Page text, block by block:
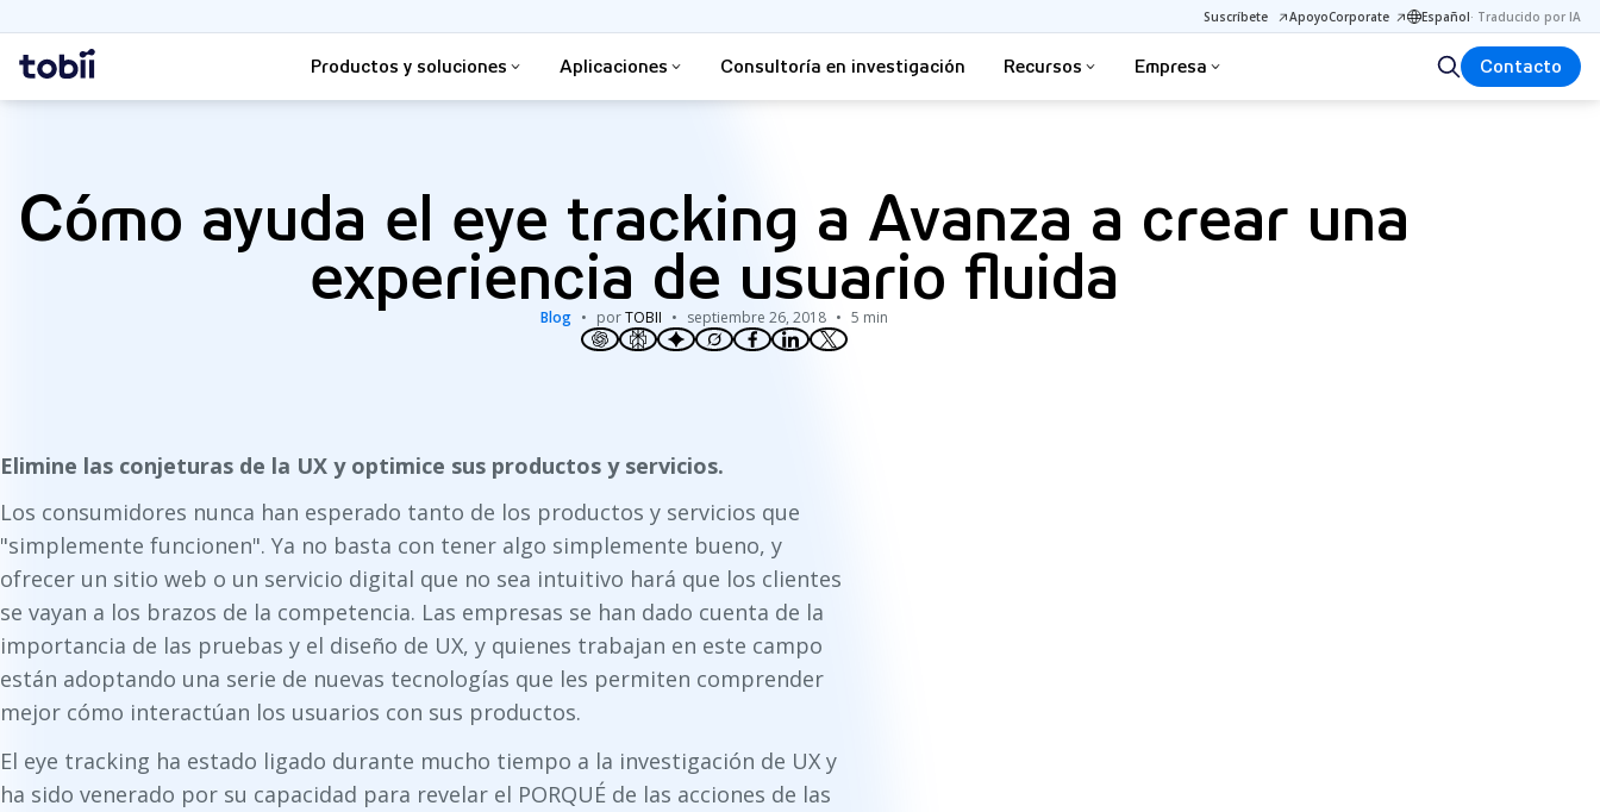
Suscríbete ApoyoCorporate Español· Traducido por IA
Inicio Productos y soluciones Aplicaciones Consultoría en investigación Recursos Empresa
Buscar Contacto
Cómo ayuda el eye tracking a Avanza a crear una
experiencia de usuario fluida
Blog porTOBII septiembre 26, 2018 5 min
Elimine las conjeturas de la UX y optimice sus productos y servicios.
Los consumidores nunca han esperado tanto de los productos y servicios que
"simplemente funcionen". Ya no basta con tener algo simplemente bueno, y
ofrecer un sitio web o un servicio digital que no sea intuitivo hará que los clientes
se vayan a los brazos de la competencia. Las empresas se han dado cuenta de la
importancia de las pruebas y el diseño de UX, y quienes trabajan en este campo
están adoptando una serie de nuevas tecnologías que les permiten comprender
mejor cómo interactúan los usuarios con sus productos.
El eye tracking ha estado ligado durante mucho tiempo a la investigación de UX y
ha sido venerado por su capacidad para revelar el PORQUÉ de las acciones de las